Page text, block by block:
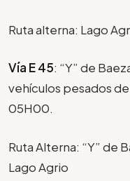
Ruta alterna: Lago
Vía E 45: “Y” de
vehículos pesados
05H00.
Ruta Alterna: “Y” de
Lago Agrio